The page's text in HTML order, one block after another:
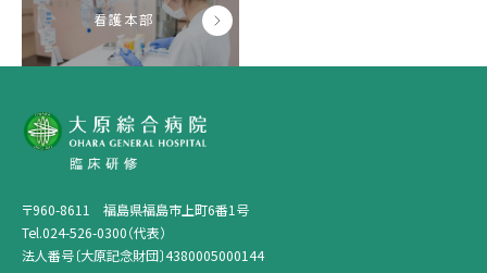
看護本部
〒960-8611 福島県福島市上町6番1号
Tel.024-526-0300（代表）
法人番号〔大原記念財団〕4380005000144